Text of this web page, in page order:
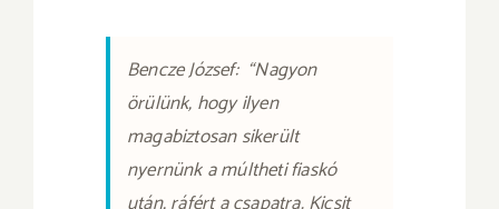
Bencze József: “Nagyon
örülünk, hogy ilyen
magabiztosan sikerült
nyernünk a múltheti fiaskó